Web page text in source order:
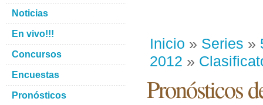
Inicio » Series »
2012 »
Pronósticos
Noticias
En vivo!!!
Concursos
Encuestas
Pronósticos